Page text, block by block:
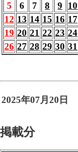
5
6 7 8 9 10
12 13 14 15 16 17
19 20 21 22 23 24
26 27 28 29 30 31
2025年07月20日
掲載分